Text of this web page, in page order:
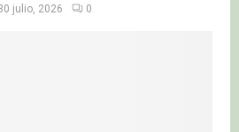
julio, 2026 0